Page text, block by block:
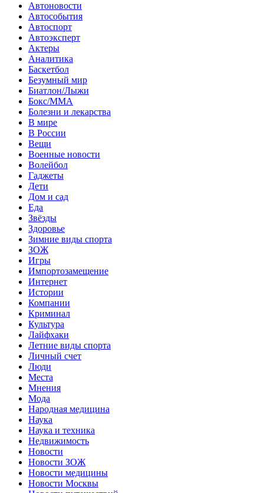
Автоновости
Автособытия
Автоспорт
Автоэксперт
Актеры
Аналитика
Баскетбол
Безумный мир
Биатлон/Лыжи
Бокс/MMA
Болезни и лекарства
В мире
В России
Вещи
Военные новости
Волейбол
Гаджеты
Дети
Дом и сад
Еда
Звёзды
Здоровье
Зимние виды спорта
ЗОЖ
Игры
Импортозамещение
Интернет
Истории
Компании
Криминал
Культура
Лайфхаки
Летние виды спорта
Личный счет
Люди
Места
Мнения
Мода
Народная медицина
Наука
Наука и техника
Недвижимость
Новости
Новости ЗОЖ
Новости медицины
Новости Москвы